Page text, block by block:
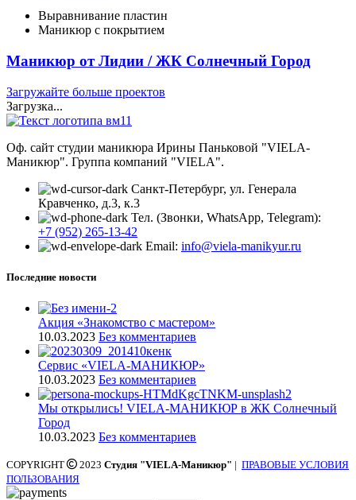
Выравнивание пластин
Маникюр с покрытием
Маникюр от Лидии / ЖК Солнечный Город
Загружайте больше проектов
Загрузка...
Оф. сайт студии маникюра Ирины Паньковой "VIELA-
Маникюр". Группа компаний "VIELA".
Санкт-Петербург, ул. Генерала
Кравченко, д.3, к.3
Тел. (Звонки, WhatsApp, Telegram):
+7 (952) 265-13-42
Email: info@viela-manikyur.ru
Последние новости
Акция «Знакомство с мастером»
10.03.2023 Без комментариев
Cервис «VIELA-МАНИКЮР»
10.03.2023 Без комментариев
Мы открылись! VIELA-МАНИКЮР в ЖК Солнечный
Город
10.03.2023 Без комментариев
COPYRIGHT 2023 Студия "VIELA-Маникюр" | ПРАВОВЫЕ УСЛОВИЯ
ПОЛЬЗОВАНИЯ